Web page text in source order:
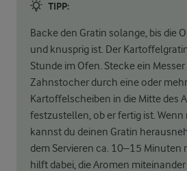
TIPP:
Backe den Gratin solange, bis die
und knusprig ist. Der
Stunde im Ofen. Stecke ein
Zahnstocher durch eine oder
Kartoffelscheiben in die Mitte des
festzustellen, ob er fertig ist.
kannst du deinen Gratin
dem Servieren ca. 10–15 Minuten
hilft dabei, die Aromen